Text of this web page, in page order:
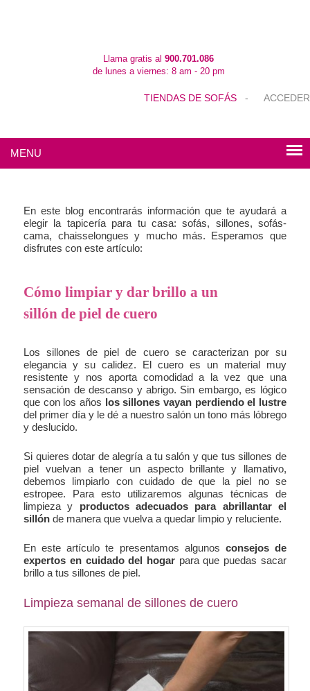
Llama gratis al 900.701.086
de lunes a viernes: 8 am - 20 pm
TIENDAS DE SOFÁS - ACCEDER
MENU
En este blog encontrarás información que te ayudará a
elegir la tapicería para tu casa: sofás, sillones, sofás-
cama, chaisselongues y mucho más. Esperamos que
disfrutes con este artículo:
Cómo limpiar y dar brillo a un
sillón de piel de cuero
Los sillones de piel de cuero se caracterizan por su
elegancia y su calidez. El cuero es un material muy
resistente y nos aporta comodidad a la vez que una
sensación de descanso y abrigo. Sin embargo, es lógico
que con los años los sillones vayan perdiendo el lustre
del primer día y le dé a nuestro salón un tono más lóbrego
y deslucido.
Si quieres dotar de alegría a tu salón y que tus sillones de
piel vuelvan a tener un aspecto brillante y llamativo,
debemos limpiarlo con cuidado de que la piel no se
estropee. Para esto utilizaremos algunas técnicas de
limpieza y productos adecuados para abrillantar el
sillón de manera que vuelva a quedar limpio y reluciente.
En este artículo te presentamos algunos consejos de
expertos en cuidado del hogar para que puedas sacar
brillo a tus sillones de piel.
Limpieza semanal de sillones de cuero